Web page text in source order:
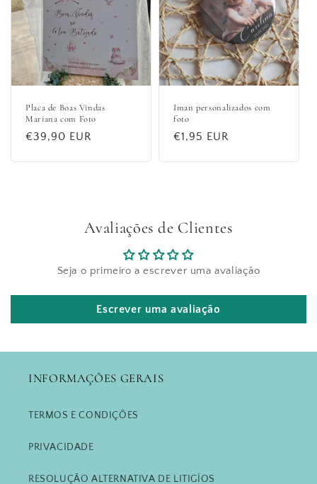
Placa de Boas Vindas
Mariana com Foto
Preço
€39,90 EUR
Iman personalizados com
foto
Preço
€1,95 EUR
Avaliações de Clientes
Seja o primeiro a escrever uma avaliação
Escrever uma avaliação
INFORMAÇÕES GERAIS
TERMOS E CONDIÇÕES
PRIVACIDADE
RESOLUÇÃO ALTERNATIVA DE LITIGÍOS